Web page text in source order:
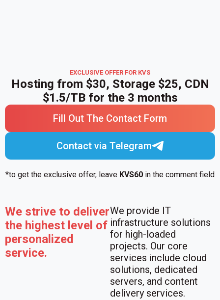
EXCLUSIVE OFFER FOR KVS
Hosting from $30, Storage $25, CDN
$1.5/TB for the 3 months
Fill Out The Contact Form
Contact via Telegram
*to get the exclusive offer, leave KVS60 in the comment field
We strive to deliver
the highest level of
personalized
service.
We provide IT
infrastructure solutions
for high-loaded
projects. Our core
services include cloud
solutions, dedicated
servers, and content
delivery services.